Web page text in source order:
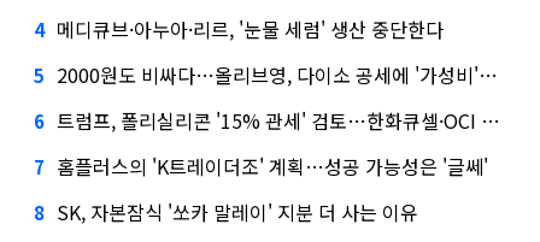
4 메디큐브·아누아·리르, '눈물 세럼' 생산 중단한다
5 2000원도 비싸다…올리브영, 다이소 공세에 '가성비'로 맞불
6 트럼프, 폴리실리콘 '15% 관세' 검토…한화큐셀·OCI 영향은?
7 홈플러스의 'K트레이더조' 계획…성공 가능성은 '글쎄'
8 SK, 자본잠식 '쏘카 말레이' 지분 더 사는 이유